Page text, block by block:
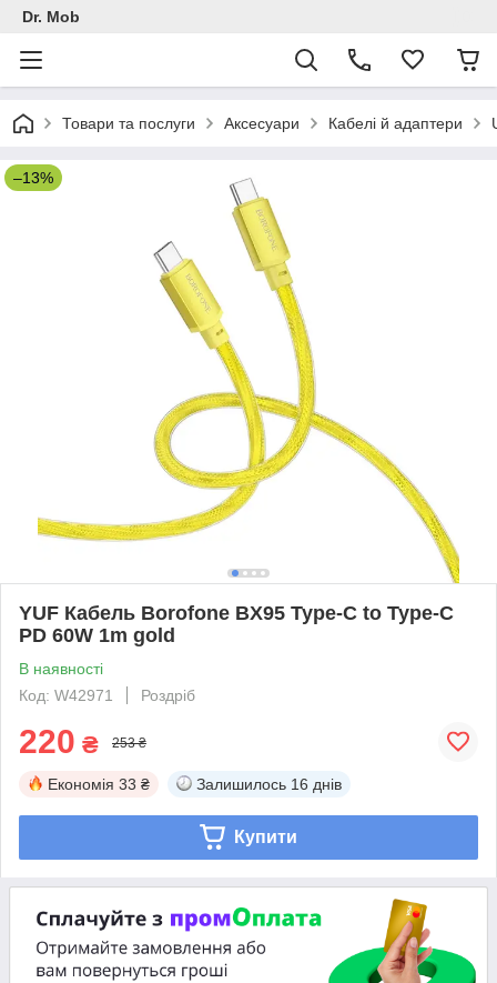
Dr. Mob
Товари та послуги Аксесуари Кабелі й адаптери
–13%
YUF Кабель Borofone BX95 Type-C to Type-C
PD 60W 1m gold
В наявності
Код: W42971
Роздріб
220 ₴ 253 ₴
Економія 33 ₴ Залишилось 16 днів
Купити